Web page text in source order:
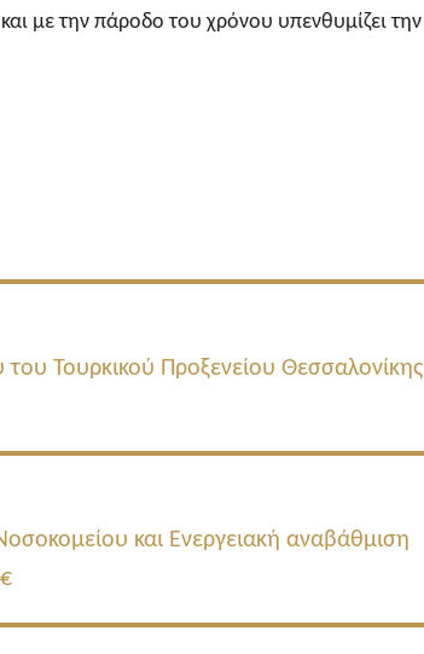
με την πάροδο του χρόνου υπενθυμίζει την
Τουρκικού Προξενείου Θεσσαλονίκης
και Ενεργειακή αναβάθμιση